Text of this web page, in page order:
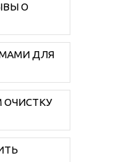
О
ДЛЯ
ОЧИСТКУ